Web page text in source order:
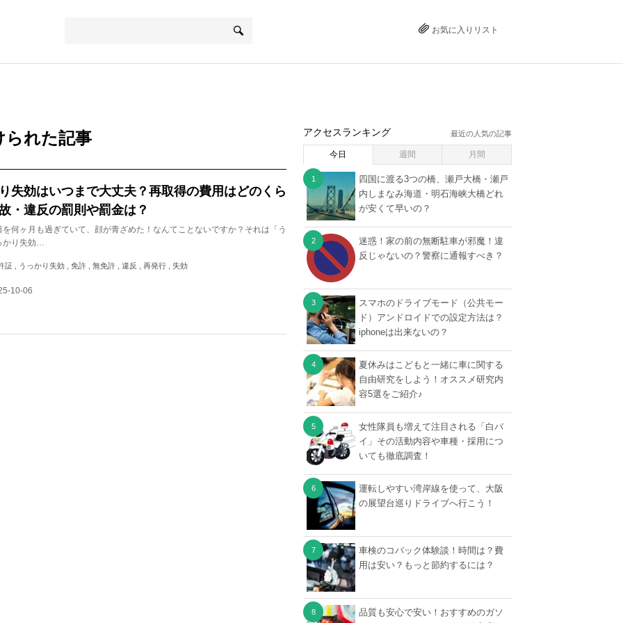
お気に入りリスト
られた記事
失効はいつまで大丈夫？再取得の費用はどのくら
・違反の罰則や罰金は？
何ヶ月も過ぎていて、顔が青ざめた！なんてことないですか？それは「う
かり失効…
証 , うっかり失効 , 免許 , 無免許 , 違反 , 再発行 , 失効
10-06
アクセスランキング 最近の人気の記事
今日 週間 月間
四国に渡る3つの橋、瀬戸大橋・瀬戸
内しまなみ海道・明石海峡大橋どれ
が安くて早いの？
迷惑！家の前の無断駐車が邪魔！違
反じゃないの？警察に通報すべき？
スマホのドライブモード（公共モー
ド）アンドロイドでの設定方法は？
iphoneは出来ないの？
夏休みはこどもと一緒に車に関する
自由研究をしよう！オススメ研究内
容5選をご紹介♪
女性隊員も増えて注目される「白バ
イ」その活動内容や車種・採用につ
いても徹底調査！
運転しやすい湾岸線を使って、大阪
の展望台巡りドライブへ行こう！
車検のコバック体験談！時間は？費
用は安い？もっと節約するには？
品質も安心で安い！おすすめのガソ